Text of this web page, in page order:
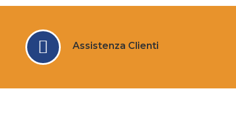
Assistenza Clienti